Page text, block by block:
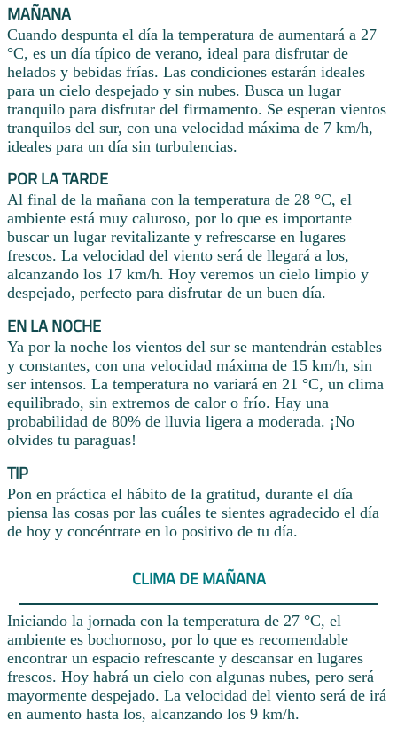
MAÑANA
Cuando despunta el día la temperatura de aumentará a 27
°C, es un día típico de verano, ideal para disfrutar de
helados y bebidas frías. Las condiciones estarán ideales
para un cielo despejado y sin nubes. Busca un lugar
tranquilo para disfrutar del firmamento. Se esperan vientos
tranquilos del sur, con una velocidad máxima de 7 km/h,
ideales para un día sin turbulencias.
POR LA TARDE
Al final de la mañana con la temperatura de 28 °C, el
ambiente está muy caluroso, por lo que es importante
buscar un lugar revitalizante y refrescarse en lugares
frescos. La velocidad del viento será de llegará a los,
alcanzando los 17 km/h. Hoy veremos un cielo limpio y
despejado, perfecto para disfrutar de un buen día.
EN LA NOCHE
Ya por la noche los vientos del sur se mantendrán estables
y constantes, con una velocidad máxima de 15 km/h, sin
ser intensos. La temperatura no variará en 21 °C, un clima
equilibrado, sin extremos de calor o frío. Hay una
probabilidad de 80% de lluvia ligera a moderada. ¡No
olvides tu paraguas!
TIP
Pon en práctica el hábito de la gratitud, durante el día
piensa las cosas por las cuáles te sientes agradecido el día
de hoy y concéntrate en lo positivo de tu día.
CLIMA DE MAÑANA
Iniciando la jornada con la temperatura de 27 °C, el
ambiente es bochornoso, por lo que es recomendable
encontrar un espacio refrescante y descansar en lugares
frescos. Hoy habrá un cielo con algunas nubes, pero será
mayormente despejado. La velocidad del viento será de irá
en aumento hasta los, alcanzando los 9 km/h.